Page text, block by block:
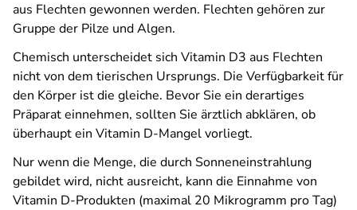
aus Flechten gewonnen werden. Flechten gehören zur
Gruppe der Pilze und Algen.
Chemisch unterscheidet sich Vitamin D3 aus Flechten
nicht von dem tierischen Ursprungs. Die Verfügbarkeit für
den Körper ist die gleiche. Bevor Sie ein derartiges
Präparat einnehmen, sollten Sie ärztlich abklären, ob
überhaupt ein Vitamin D-Mangel vorliegt.
Nur wenn die Menge, die durch Sonneneinstrahlung
gebildet wird, nicht ausreicht, kann die Einnahme von
Vitamin D-Produkten (maximal 20 Mikrogramm pro Tag)